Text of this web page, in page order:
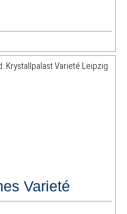
Varieté